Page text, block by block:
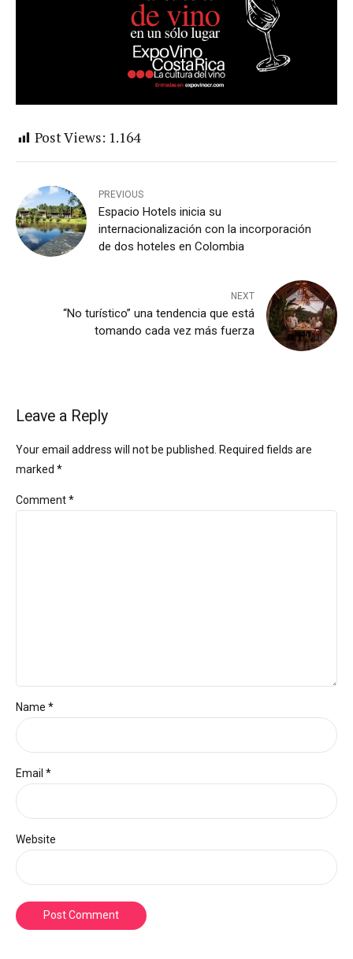
Post Views: 1.164
PREVIOUS
Espacio Hotels inicia su
internacionalización con la incorporación
de dos hoteles en Colombia
NEXT
“No turístico” una tendencia que está
tomando cada vez más fuerza
Leave a Reply
Your email address will not be published. Required fields are
marked *
Comment*
Name *
Email *
Website
Post Comment